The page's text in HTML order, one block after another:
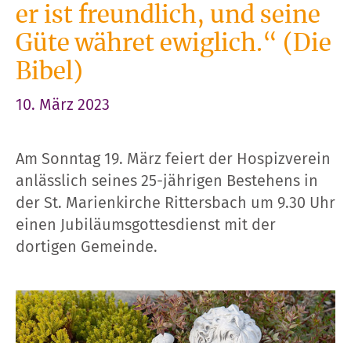
er ist freundlich, und seine
Güte währet ewiglich.“ (Die
Bibel)
10. März 2023
Am Sonntag 19. März feiert der Hospizverein
anlässlich seines 25-jährigen Bestehens in
der St. Marienkirche Rittersbach um 9.30 Uhr
einen Jubiläumsgottesdienst mit der
dortigen Gemeinde.